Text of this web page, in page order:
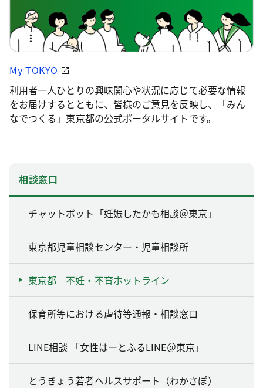
My TOKYO
利用者一人ひとりの興味関心や状況に応じて必要な情報
をお届けするとともに、皆様のご意見を反映し、「みん
なでつくる」東京都の公式ポータルサイトです。
相談窓口
チャットボット「妊娠したかも相談＠東京」
東京都児童相談センター・児童相談所
東京都 不妊・不育ホットライン
保育所等における虐待等通報・相談窓口
LINE相談 「女性はーとふるLINE＠東京」
とうきょう若者ヘルスサポート（わかさぽ）